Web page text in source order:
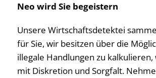
Neo wird Sie begeistern
Unsere Wirtschaftsdetektei
für Sie, wir besitzen über die
illegale Handlungen zu
mit Diskretion und Sorgfalt.